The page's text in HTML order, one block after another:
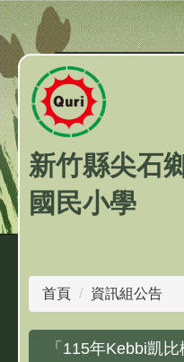
跳
到
主
要
內
容
區
新竹縣尖石
國民小學
首頁 資訊組公告
「115年Kebbi凱